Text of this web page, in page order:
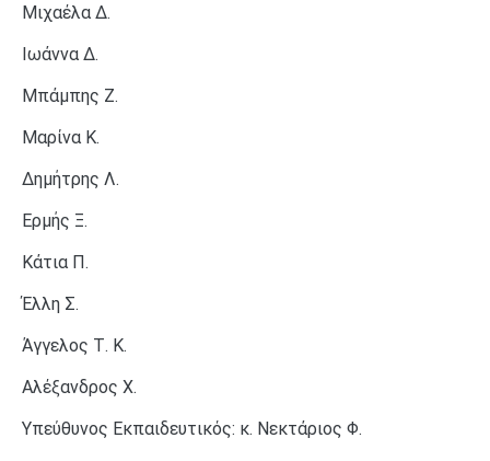
Μιχαέλα Δ.
Ιωάννα Δ.
Μπάμπης Ζ.
Μαρίνα Κ.
Δημήτρης Λ.
Ερμής Ξ.
Κάτια Π.
Έλλη Σ.
Άγγελος Τ. Κ.
Αλέξανδρος Χ.
Υπεύθυνος Εκπαιδευτικός: κ. Νεκτάριος Φ.